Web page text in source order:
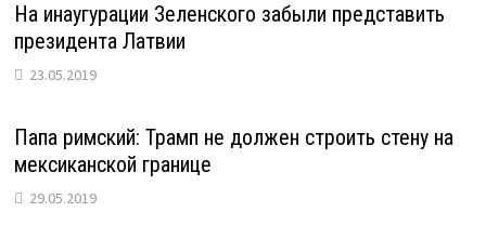
На инаугурации Зеленского забыли представить
президента Латвии
23.05.2019
Папа римский: Трамп не должен строить стену на
мексиканской границе
29.05.2019